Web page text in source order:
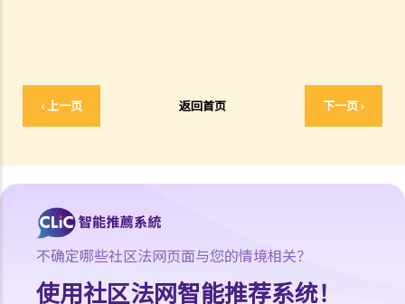
‹ 上一页 返回首页 下一页 ›
4. 我将会以其中一个「有效的解雇理由」 解雇我的职员。我是否需要给
予他预先通知或代通知金？
5. 假如我（作为一名雇员）现正面对「不合理解雇」或「不合理地更改
5. 雇主需要给予终止合约的理由吗？
5. 我签署接受聘用信后，如果在开始上班日期之前打算反口，是否需要
给予通知期或支付代通知金？
3. 雇主是否有法律义务在雇佣关系结束后向雇员提供推荐信？ 他们在草
不确定哪些社区法网页面与您的情境相关？
使用社区法网智能推荐系统！